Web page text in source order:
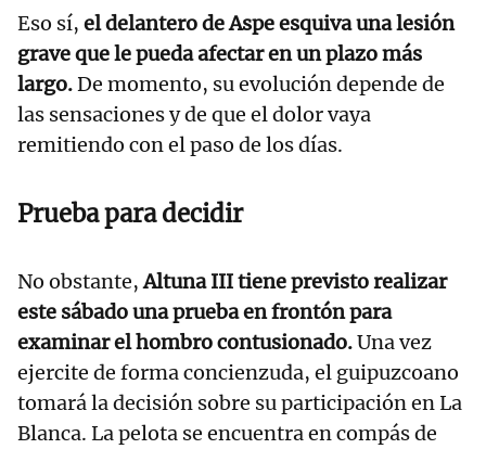
Eso sí, el delantero de Aspe esquiva una lesión
grave que le pueda afectar en un plazo más
largo.De momento, su evolución depende de
las sensaciones y de que el dolor vaya
remitiendo con el paso de los días.
Prueba para decidir
No obstante,Altuna III tiene previsto realizar
este sábado una prueba en frontón para
examinar el hombro contusionado.Una vez
ejercite de forma concienzuda, el guipuzcoano
tomará la decisión sobre su participación en La
Blanca. La pelota se encuentra en compás de